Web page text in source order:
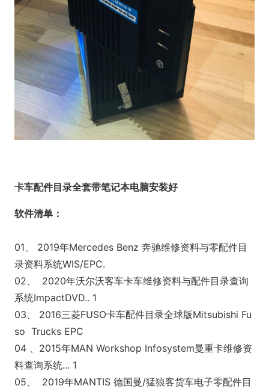
卡车配件目录全套带笔记本电脑安装好
软件清单：
01、 2019年Mercedes Benz 奔驰维修资料与零配件目
录资料系统WIS/EPC.
02、 2020年沃尔沃客车卡车维修资料与配件目录查询
系统ImpactDVD.. 1
03、 2016三菱FUSO卡车配件目录全球版Mitsubishi Fu
so Trucks EPC
04 、2015年MAN Workshop Infosystem曼重卡维修资
料查询系统... 1
05、 2019年MANTIS 德国曼/猛狼客货车电子零配件目